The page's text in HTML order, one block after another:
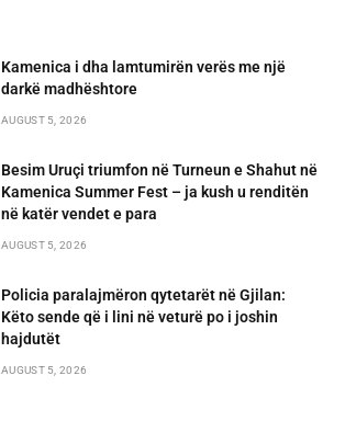
Kamenica i dha lamtumirën verës me një
darkë madhështore
AUGUST 5, 2026
Besim Uruçi triumfon në Turneun e Shahut në
Kamenica Summer Fest – ja kush u renditën
në katër vendet e para
AUGUST 5, 2026
Policia paralajmëron qytetarët në Gjilan:
Këto sende që i lini në veturë po i joshin
hajdutët
AUGUST 5, 2026